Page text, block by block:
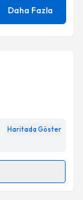
Daha Fazla
Haritada Göster